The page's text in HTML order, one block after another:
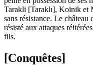
Tarakli [Taraklı], Koïnik et
sans résistance. Le
résisté aux attaques
fils.
[Conquêtes]